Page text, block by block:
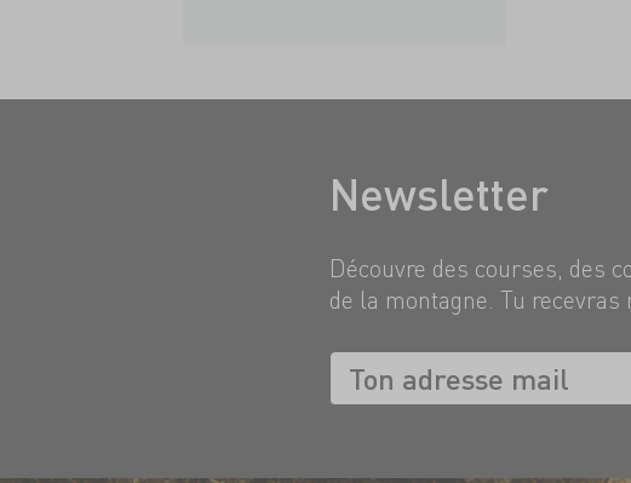
Newsletter
Découvre des courses, des
de la montagne. Tu